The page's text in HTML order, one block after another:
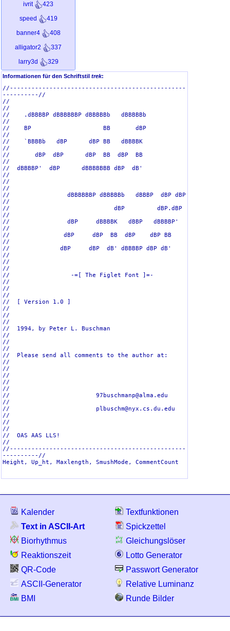
ivrit
423
speed
419
banner4
408
alligator2
337
larry3d
329
smkeyboard
313
graffiti
312
univers
148
puffy
146
fuzzy
144
bubble
143
hex
141
nancyj-fancy
nancyj
141
ogre
139
threepoint
eftipiti
137
pepper
137
drpepper
Informationen für den Schriftstil trek:
//-------------------------------------------------
----------//
//
//
//    .dBBBBP dBBBBBBP dBBBBBb   dBBBBBb
//
//    BP                    BB       dBP
//
//    `BBBBb   dBP      dBP BB   dBBBBK
//
//       dBP  dBP      dBP  BB  dBP  BB
//
//  dBBBBP'  dBP      dBBBBBBB dBP  dB'
//
//
//
//                dBBBBBBP dBBBBBb   dBBBP  dBP dBP
//
//                             dBP         dBP.dBP
//
//                dBP     dBBBBK   dBBP   dBBBBP'
//
//               dBP     dBP  BB  dBP    dBP BB
//
//              dBP     dBP  dB' dBBBBP dBP dB'
//
//
//
//                 -=[ The Figlet Font ]=-
//
//
//
//  [ Version 1.0 ]
//
//
//
//  1994, by Peter L. Buschman
//
//
//
//  Please send all comments to the author at:
//
//
//
//
//
//                        97buschmanp@alma.edu
//
//                        plbuschm@nyx.cs.du.edu
//
//
//
//  OAS AAS LLS!
//
//-------------------------------------------------
----------//
Height, Up_ht, Maxlength, SmushMode, CommentCount
Kalender
Textfunktionen
Text in ASCII-Art
Spickzettel
Biorhythmus
Gleichungslöser
Reaktionszeit
Lotto Generator
QR-Code
Passwort Generator
ASCII-Generator
Relative Luminanz
BMI
Runde Bilder